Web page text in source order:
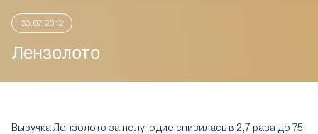
30.07.2012
Лензолото
Выручка Лензолото за полугодие снизилась в 2,7 раза до 75